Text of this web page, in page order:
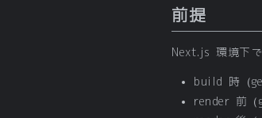
前提
Next.js 環境下
build 時（
render 前（